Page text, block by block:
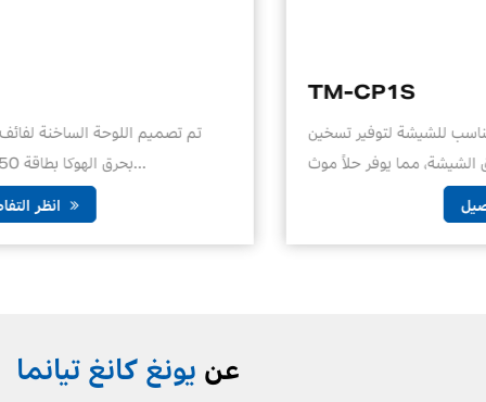
موقد الفحم الكهربائي المناسب للشيشة لتوفير تسخين
مريح وفعال لعشاق الشيشة، مما يوفر حلاً موث...
عن يونغ كانغ تيانما